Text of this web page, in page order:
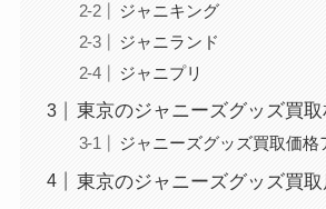
ジャニキング
ジャニランド
ジャニプリ
東京のジャニーズグッズ買
ジャニーズグッズ買取価格
東京のジャニーズグッズ買